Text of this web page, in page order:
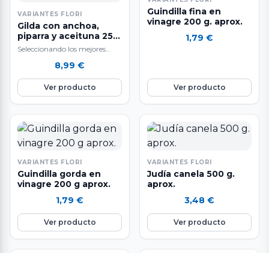
VARIANTES FLORI
Gilda con anchoa,
piparra y aceituna 250
g. aprox.
Seleccionando los mejores
sistema de elaboración diaria
que hacen que nuestras…
8,99 €
Ver producto
Guindilla fina en
vinagre 200 g. aprox.
1,79 €
Ver producto
VARIANTES FLORI
Guindilla gorda en
vinagre 200 g aprox.
1,79 €
Ver producto
VARIANTES FLORI
Judía canela 500 g.
aprox.
3,48 €
Ver producto